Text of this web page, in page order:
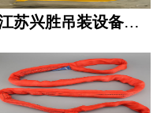
江苏兴胜吊装设备有限公司的六大统一